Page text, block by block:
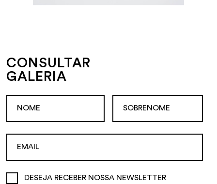
CONSULTAR
GALERIA
DESEJA RECEBER NOSSA NEWSLETTER